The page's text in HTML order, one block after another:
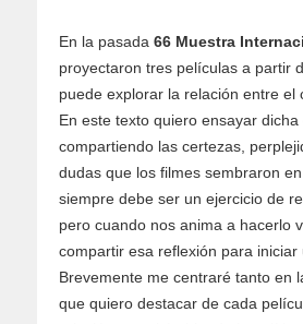
En la pasada 66 Muestra
proyectaron tres películas a partir
puede explorar la relación entre el
En este texto quiero ensayar dicha
compartiendo las certezas,
dudas que los filmes sembraron
siempre debe ser un ejercicio de
pero cuando nos anima a hacerlo
compartir esa reflexión para iniciar
Brevemente me centraré tanto en
que quiero destacar de cada